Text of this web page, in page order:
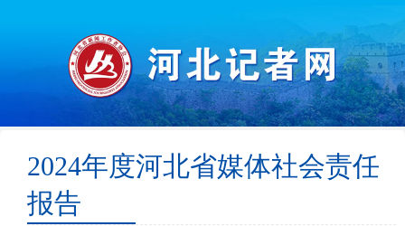
2024年度河北省媒体社会责任
报告